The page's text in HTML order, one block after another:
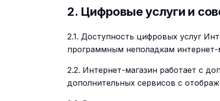
2. Цифровые услуги и
2.1. Доступность цифровых услуг
программным неполадкам интернет-
2.2. Интернет-магазин работает с
дополнительных сервисов с